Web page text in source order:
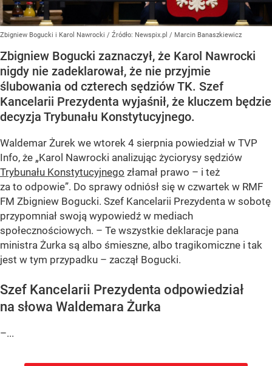
Zbigniew Bogucki i Karol Nawrocki / Źródło: Newspix.pl / Marcin Banaszkiewicz
Zbigniew Bogucki zaznaczył, że Karol Nawrocki
nigdy nie zadeklarował, że nie przyjmie
ślubowania od czterech sędziów TK. Szef
Kancelarii Prezydenta wyjaśnił, że kluczem będzie
decyzja Trybunału Konstytucyjnego.
Waldemar Żurek we wtorek 4 sierpnia powiedział w TVP
Info, że „Karol Nawrocki analizując życiorysy sędziów
Trybunału Konstytucyjnego złamał prawo – i też
za to odpowie”. Do sprawy odniósł się w czwartek w RMF
FM Zbigniew Bogucki. Szef Kancelarii Prezydenta w sobotę
przypomniał swoją wypowiedź w mediach
społecznościowych. – Te wszystkie deklaracje pana
ministra Żurka są albo śmieszne, albo tragikomiczne i tak
jest w tym przypadku – zaczął Bogucki.
Szef Kancelarii Prezydenta odpowiedział
na słowa Waldemara Żurka
–...